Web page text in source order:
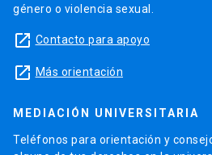
género o violencia sexual.
launch Contacto para apoyo
launch Más orientación
MEDIACIÓN UNIVERSITARIA
Teléfonos para orientación y